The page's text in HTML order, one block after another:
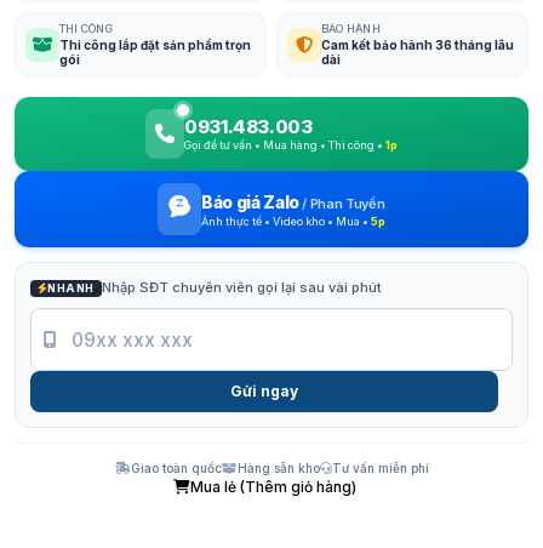
THI CÔNG
Thi công lắp đặt sản phẩm trọn
gói
BẢO HÀNH
Cam kết bảo hành 36 tháng lâu
dài
0931.483.003
Gọi để tư vấn • Mua hàng • Thi công • 1p
Báo giá Zalo/ Phan Tuyền
Ảnh thực tế • Video kho • Mua • 5p
NHANH Nhập SĐT chuyên viên gọi lại sau vài phút
Gửi ngay
Giao toàn quốc Hàng sẵn kho Tư vấn miễn phí
Mua lẻ (Thêm giỏ hàng)